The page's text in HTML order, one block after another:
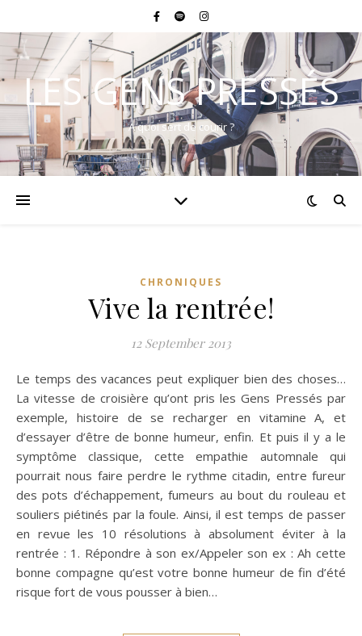
LES GENS PRESSÉS
A quoi sert de courir ?
CHRONIQUES
Vive la rentrée!
12 September 2013
Le temps des vacances peut expliquer bien des choses…
La vitesse de croisière qu’ont pris les Gens Pressés par
exemple, histoire de se recharger en vitamine A, et
d’essayer d’être de bonne humeur, enfin. Et puis il y a le
symptôme classique, cette empathie automnale qui
pourrait nous faire perdre le rythme citadin, entre fureur
des pots d’échappement, fumeurs au bout du rouleau et
souliers piétinés par la foule. Ainsi, il est temps de passer
en revue les 10 résolutions à absolument éviter à la
rentrée : 1. Répondre à son ex/Appeler son ex : Ah cette
bonne compagne qu’est votre bonne humeur de fin d’été
risque fort de vous pousser à bien…